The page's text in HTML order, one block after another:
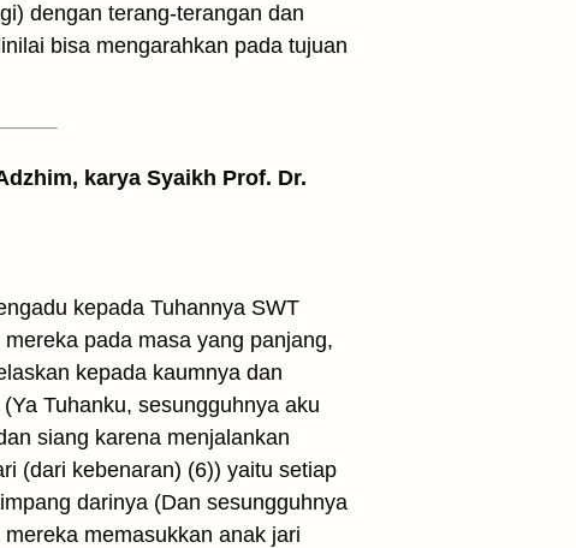
dengan terang-terangan dan
bisa mengarahkan pada tujuan
karya Syaikh Prof. Dr.
kepada Tuhannya SWT
pada masa yang panjang,
kepada kaumnya dan
Tuhanku, sesungguhnya aku
siang karena menjalankan
(dari kebenaran) (6)) yaitu setiap
darinya (Dan sesungguhnya
memasukkan anak jari